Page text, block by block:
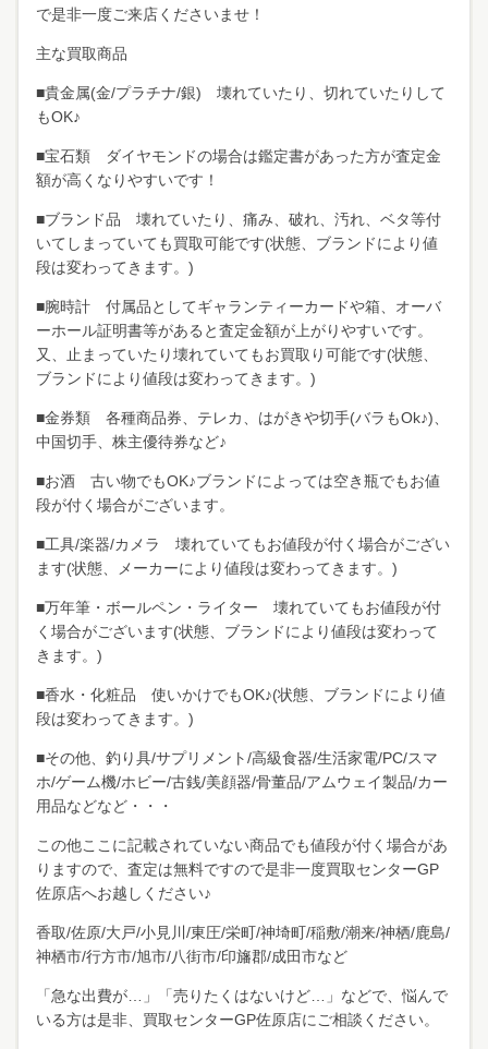
で是非一度ご来店くださいませ！
主な買取商品
■貴金属(金/プラチナ/銀) 壊れていたり、切れていたりして
もOK♪
■宝石類 ダイヤモンドの場合は鑑定書があった方が査定金
額が高くなりやすいです！
■ブランド品 壊れていたり、痛み、破れ、汚れ、ベタ等付
いてしまっていても買取可能です(状態、ブランドにより値
段は変わってきます。)
■腕時計 付属品としてギャランティーカードや箱、オーバ
ーホール証明書等があると査定金額が上がりやすいです。
又、止まっていたり壊れていてもお買取り可能です(状態、
ブランドにより値段は変わってきます。)
■金券類 各種商品券、テレカ、はがきや切手(バラもOk♪)、
中国切手、株主優待券など♪
■お酒 古い物でもOK♪ブランドによっては空き瓶でもお値
段が付く場合がございます。
■工具/楽器/カメラ 壊れていてもお値段が付く場合がござい
ます(状態、メーカーにより値段は変わってきます。)
■万年筆・ボールペン・ライター 壊れていてもお値段が付
く場合がございます(状態、ブランドにより値段は変わって
きます。)
■香水・化粧品 使いかけでもOK♪(状態、ブランドにより値
段は変わってきます。)
■その他、釣り具/サプリメント/高級食器/生活家電/PC/スマ
ホ/ゲーム機/ホビー/古銭/美顔器/骨董品/アムウェイ製品/カー
用品などなど・・・
この他ここに記載されていない商品でも値段が付く場合があ
りますので、査定は無料ですので是非一度買取センターGP
佐原店へお越しください♪
香取/佐原/大戸/小見川/東圧/栄町/神埼町/稲敷/潮来/神栖/鹿島/
神栖市/行方市/旭市/八街市/印旛郡/成田市など
「急な出費が…」「売りたくはないけど…」などで、悩んで
いる方は是非、買取センターGP佐原店にご相談ください。